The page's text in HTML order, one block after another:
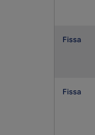
Fissa
Fissa